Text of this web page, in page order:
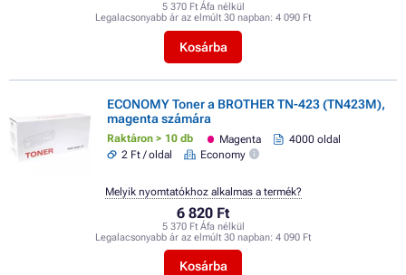
5 370 Ft Áfa nélkül
Legalacsonyabb ár az elmúlt 30 napban: 4 090 Ft
Kosárba
ECONOMY Toner a BROTHER TN-423 (TN423M),
magenta számára
Raktáron > 10 db Magenta
4000 oldal
2 Ft / oldal
Economy
6 820 Ft
5 370 Ft Áfa nélkül
Legalacsonyabb ár az elmúlt 30 napban: 4 090 Ft
Kosárba
Melyik nyomtatókhoz alkalmas a termék?